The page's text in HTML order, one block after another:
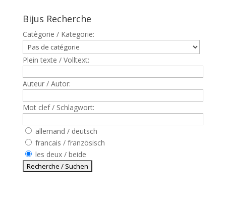
Bijus Recherche
Catègorie / Kategorie:
Plein texte / Volltext:
Auteur / Autor:
Mot clef / Schlagwort:
allemand / deutsch
francais / französisch
les deux / beide